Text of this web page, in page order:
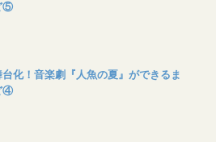
⑤
台化！音楽劇『人魚の夏』ができるま
④